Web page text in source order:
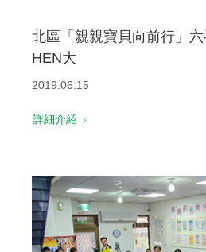
北區「親親寶貝向前行」
HEN大
2019.06.15
詳細介紹